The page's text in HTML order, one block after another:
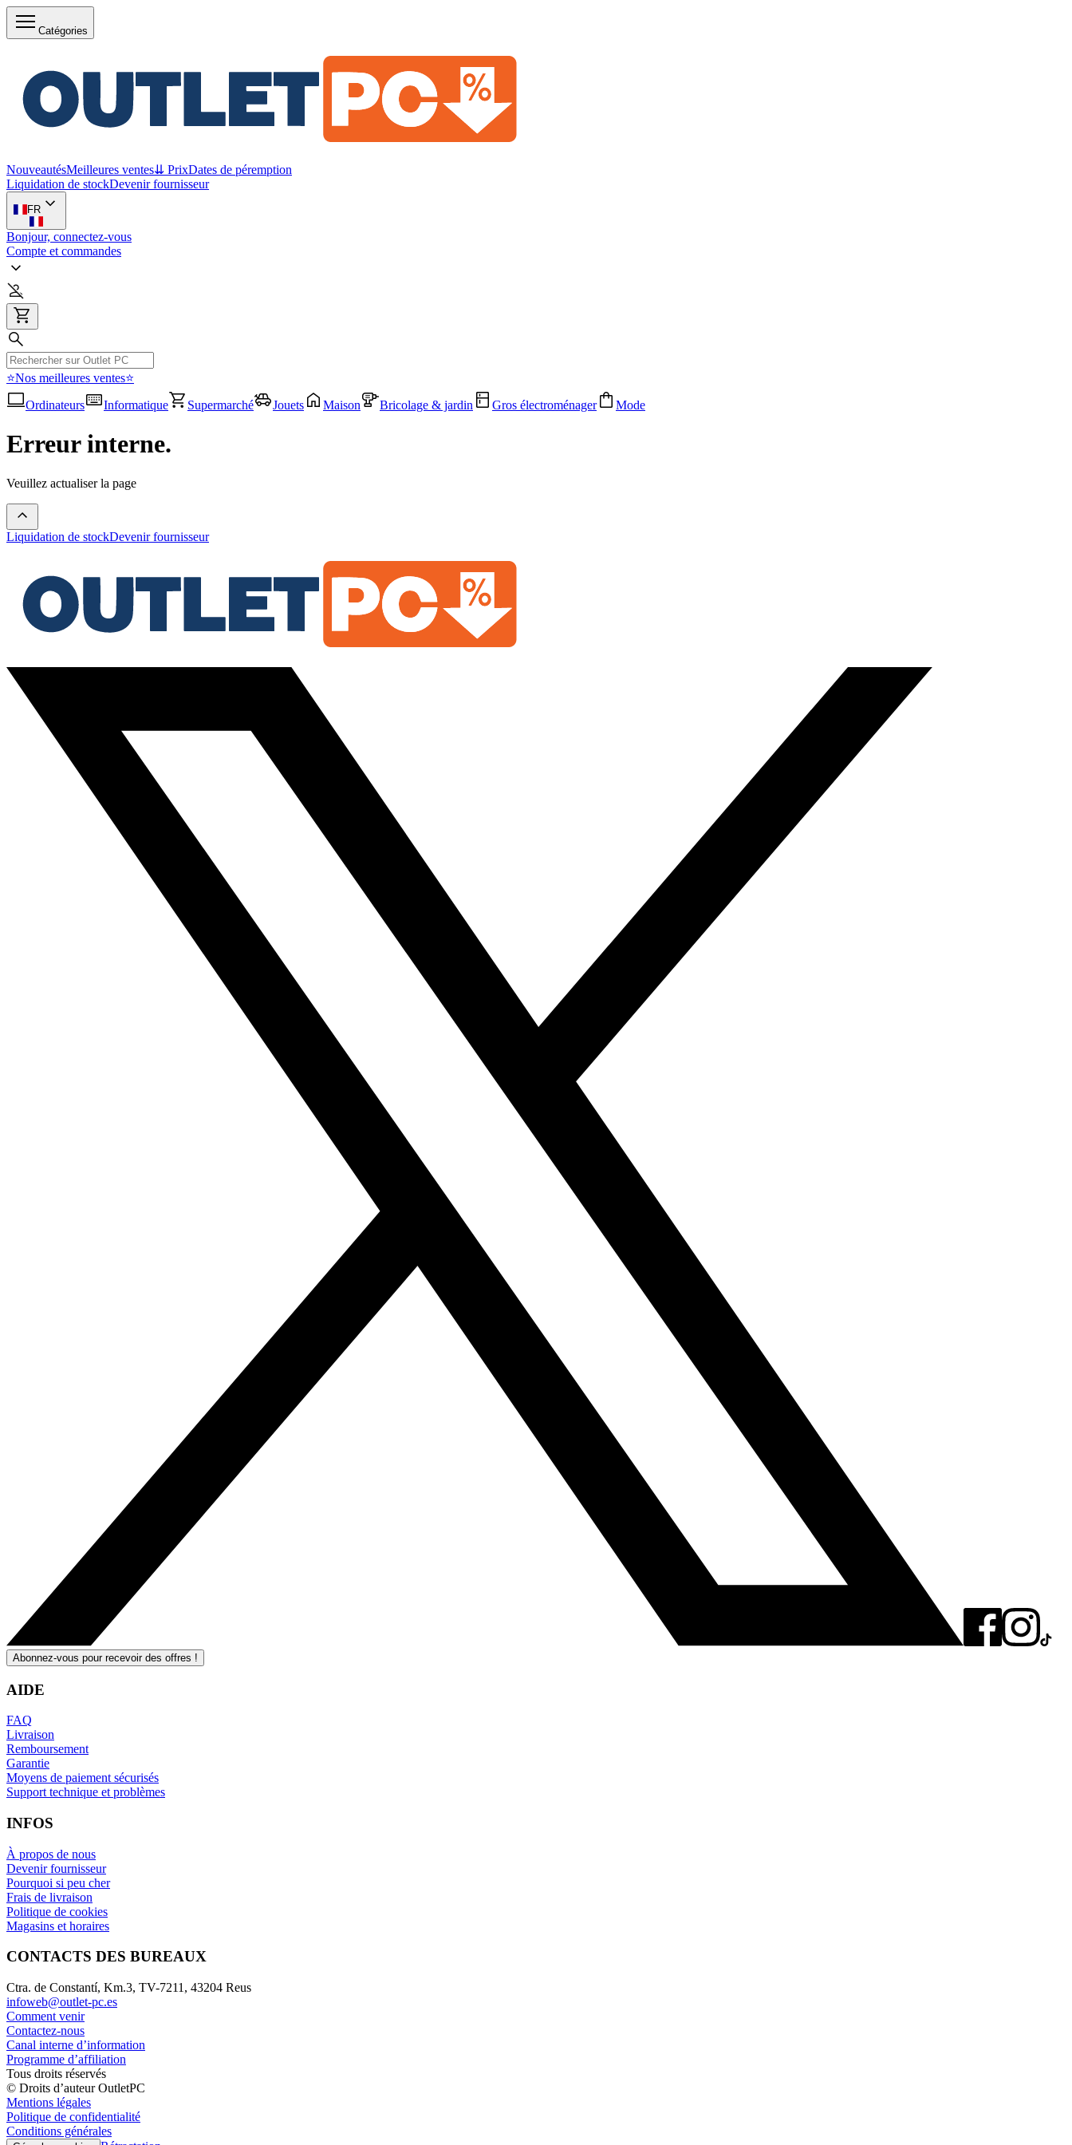
Catégories
NouveautésMeilleures ventes⇊ PrixDates de péremption
Liquidation de stockDevenir fournisseur
FR
Bonjour, connectez-vous
Compte et commandes
⭐Nos meilleures ventes⭐
Ordinateurs
Informatique Supermarché Jouets Maison Bricolage & jardin Gros électroménager Mode
Erreur interne.
Veuillez actualiser la page
Liquidation de stockDevenir fournisseur
Abonnez-vous pour recevoir des offres !
AIDE
FAQ
Livraison
Remboursement
Garantie
Moyens de paiement sécurisés
Support technique et problèmes
INFOS
À propos de nous
Devenir fournisseur
Pourquoi si peu cher
Frais de livraison
Politique de cookies
Magasins et horaires
CONTACTS DES BUREAUX
Ctra. de Constantí, Km.3, TV-7211, 43204 Reus
infoweb@outlet-pc.es
Comment venir
Contactez-nous
Canal interne d’information
Programme d’affiliation
Tous droits réservés
© Droits d’auteur OutletPC
Mentions légales
Politique de confidentialité
Conditions générales